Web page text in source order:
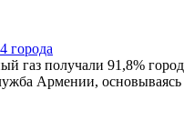
города
газ получали 91,8%
Армении,